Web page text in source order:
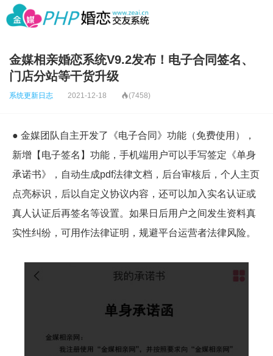
金媒相亲婚恋系统V9.2发布！电子合同签名、
门店分站等干货升级
系统更新日志 2021-12-18 (7458)
● 金媒团队自主开发了《电子合同》功能（免费使用），
新增【电子签名】功能，手机端用户可以手写签定《单身
承诺书》，自动生成pdf法律文档，后台审核后，个人主页
点亮标识，后以自定义协议内容，还可以加入实名认证或
真人认证后再签名等设置。如果日后用户之间发生资料真
实性纠纷，可用作法律证明，规避平台运营者法律风险。